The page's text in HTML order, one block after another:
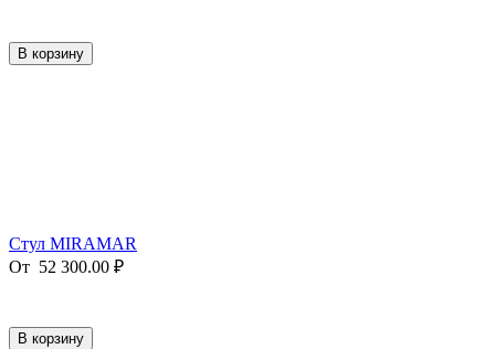
В корзину
Стул MIRAMAR
От 52 300.00 ₽
В корзину